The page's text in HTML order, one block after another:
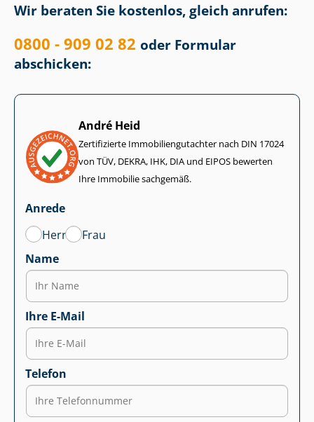
Wir beraten Sie kostenlos, gleich anrufen:
0800 - 909 02 82 oder Formular
abschicken:
André Heid
Zertifizierte Im­mo­bi­li­en­gut­ach­ter nach DIN 17024
von TÜV, DEKRA, IHK, DIA und EIPOS bewerten
Ihre Immobilie sachgemäß.
Anrede
Herr
Frau
Name
Ihre E-Mail
Telefon